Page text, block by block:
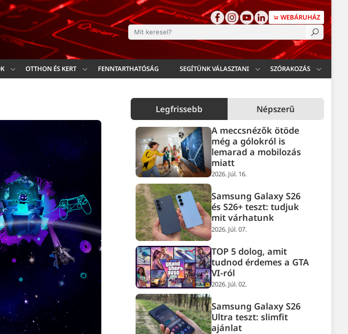
WEBÁRUHÁZ
Keresés
OTTHON ÉS KERT FENNTARTHATÓSÁG SEGÍTÜNK VÁLASZTANI SZÓRAKOZÁS
Legfrissebb Népszerű
A meccsnézők ötöde
még a gólokról is
lemarad a mobilozás
miatt
2026. Júl. 16.
Samsung Galaxy S26
és S26+ teszt: tudjuk
mit várhatunk
2026. Júl. 07.
TOP 5 dolog, amit
tudnod érdemes a GTA
VI-ról
2026. Júl. 02.
Samsung Galaxy S26
Ultra teszt: slimfit
ajánlat